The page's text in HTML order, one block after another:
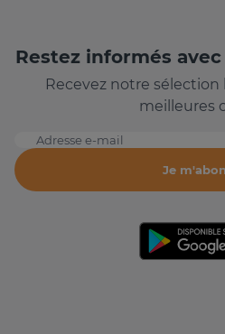
Restez informés
Recevez notre
meilleures
Adresse e-mail
Je